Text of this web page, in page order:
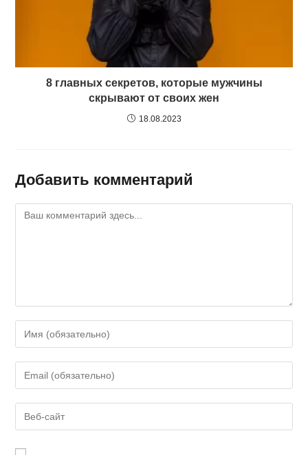
8 главных секретов, которые мужчины
скрывают от своих жен
18.08.2023
Добавить комментарий
Комментарий
Введите
свое
имя
или
пользователя,
чтобы
прокомментировать
Введите
свой
email-
адрес,
Введите
URL